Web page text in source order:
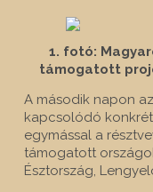
1. fotó:
támogatott
A második napon
kapcsolódó
egymással a
támogatott
Észtország,